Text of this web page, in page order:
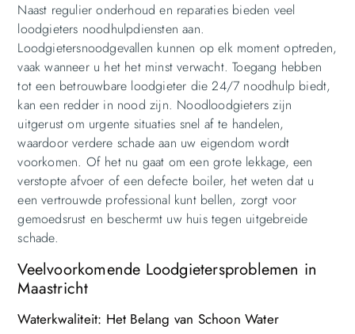
Naast regulier onderhoud en reparaties bieden veel
loodgieters noodhulpdiensten aan.
Loodgietersnoodgevallen kunnen op elk moment optreden,
vaak wanneer u het het minst verwacht. Toegang hebben
tot een betrouwbare loodgieter die 24/7 noodhulp biedt,
kan een redder in nood zijn. Noodloodgieters zijn
uitgerust om urgente situaties snel af te handelen,
waardoor verdere schade aan uw eigendom wordt
voorkomen. Of het nu gaat om een grote lekkage, een
verstopte afvoer of een defecte boiler, het weten dat u
een vertrouwde professional kunt bellen, zorgt voor
gemoedsrust en beschermt uw huis tegen uitgebreide
schade.
Veelvoorkomende Loodgietersproblemen in
Maastricht
Waterkwaliteit: Het Belang van Schoon Water